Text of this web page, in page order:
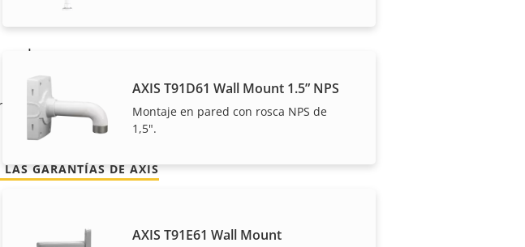
AXIS T91D61 Wall Mount 1.5” NPS
Montaje en pared con rosca NPS de
1,5".
AXIS T91E61 Wall Mount
clientes un uso sin preocupaciones y un control de los
GARANTÍAS DE AXIS